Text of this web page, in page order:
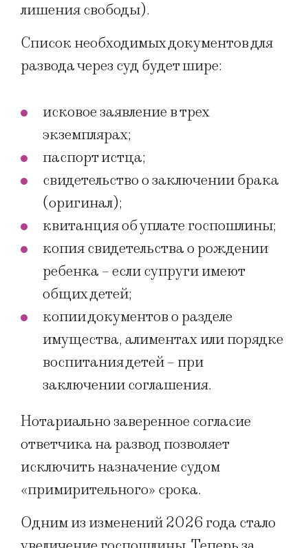
лишения свободы).
Список необходимых документов для
развода через суд будет шире:
исковое заявление в трех
экземплярах;
паспорт истца;
свидетельство о заключении брака
(оригинал);
квитанция об уплате госпошлины;
копия свидетельства о рождении
ребенка – если супруги имеют
общих детей;
копии документов о разделе
имущества, алиментах или порядке
воспитания детей – при
заключении соглашения.
Нотариально заверенное согласие
ответчика на развод позволяет
исключить назначение судом
«примирительного» срока.
Одним из изменений 2026 года стало